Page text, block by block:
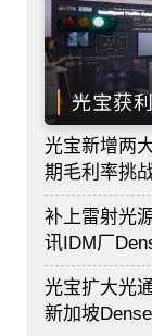
光宝获
光宝新增两
期毛利率挑
补上雷射光
讯IDM厂
光宝扩大光
新加坡